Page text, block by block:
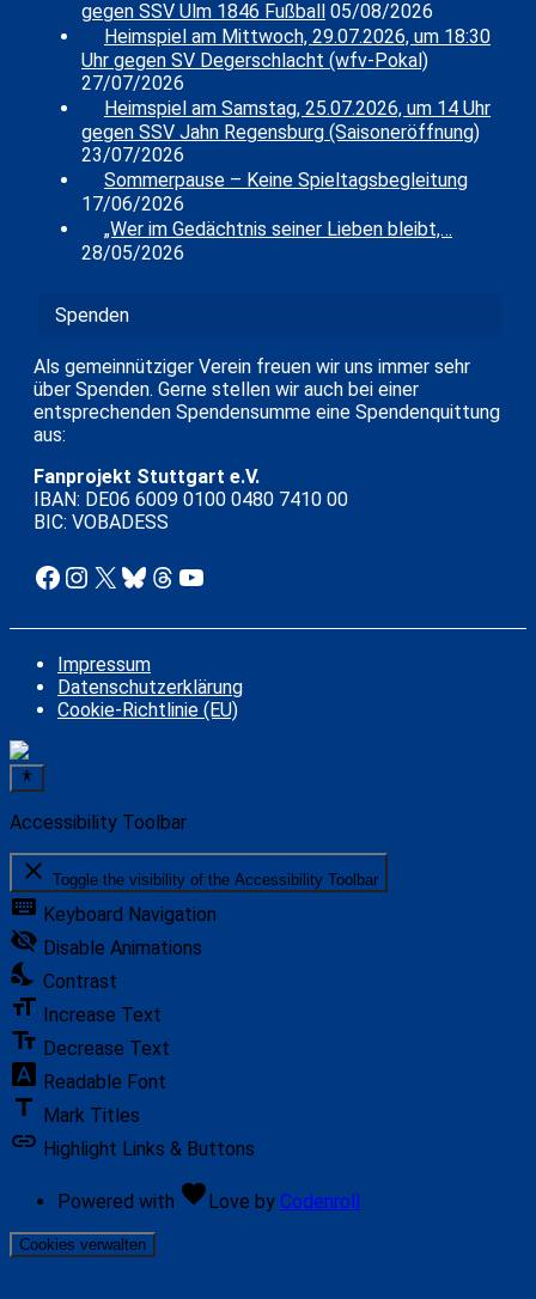
gegen SSV Ulm 1846 Fußball
05/08/2026
Heimspiel am Mittwoch, 29.07.2026, um 18:30
Uhr gegen SV Degerschlacht (wfv-Pokal)
27/07/2026
Heimspiel am Samstag, 25.07.2026, um 14 Uhr
gegen SSV Jahn Regensburg (Saisoneröffnung)
23/07/2026
Sommerpause – Keine Spieltagsbegleitung
17/06/2026
„Wer im Gedächtnis seiner Lieben bleibt,…
28/05/2026
Spenden
Als gemeinnütziger Verein freuen wir uns immer sehr
über Spenden. Gerne stellen wir auch bei einer
entsprechenden Spendensumme eine Spendenquittung
aus:
Fanprojekt Stuttgart e.V.
IBAN: DE06 6009 0100 0480 7410 00
BIC: VOBADESS
Facebook
Instagram
X Bluesky
Threads
YouTube
Impressum
Datenschutzerklärung
Cookie-Richtlinie (EU)
Accessibility Toolbar
close Toggle the visibility of the Accessibility Toolbar
keyboard Keyboard Navigation
visibility_off Disable Animations
nights_stay Contrast
format_size Increase Text
text_fields Decrease Text
font_download Readable Font
title Mark Titles
link Highlight Links & Buttons
Powered with favoriteLove by Codenroll
Cookies verwalten